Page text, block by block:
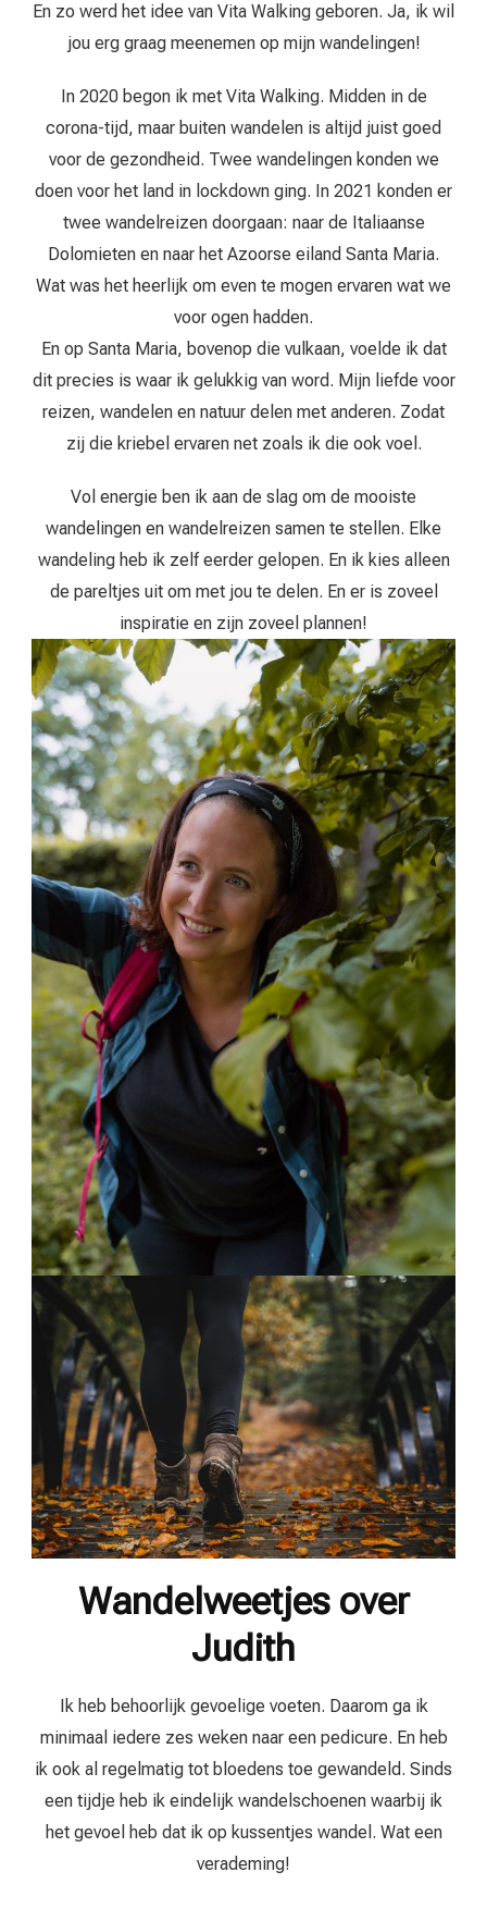
En zo werd het idee van Vita Walking geboren. Ja, ik wil
jou erg graag meenemen op mijn wandelingen!
In 2020 begon ik met Vita Walking. Midden in de
corona-tijd, maar buiten wandelen is altijd juist goed
voor de gezondheid. Twee wandelingen konden we
doen voor het land in lockdown ging. In 2021 konden er
twee wandelreizen doorgaan: naar de Italiaanse
Dolomieten en naar het Azoorse eiland Santa Maria.
Wat was het heerlijk om even te mogen ervaren wat we
voor ogen hadden.
En op Santa Maria, bovenop die vulkaan, voelde ik dat
dit precies is waar ik gelukkig van word. Mijn liefde voor
reizen, wandelen en natuur delen met anderen. Zodat
zij die kriebel ervaren net zoals ik die ook voel.
Vol energie ben ik aan de slag om de mooiste
wandelingen en wandelreizen samen te stellen. Elke
wandeling heb ik zelf eerder gelopen. En ik kies alleen
de pareltjes uit om met jou te delen. En er is zoveel
inspiratie en zijn zoveel plannen!
Wandelweetjes over
Judith
Ik heb behoorlijk gevoelige voeten. Daarom ga ik
minimaal iedere zes weken naar een pedicure. En heb
ik ook al regelmatig tot bloedens toe gewandeld. Sinds
een tijdje heb ik eindelijk wandelschoenen waarbij ik
het gevoel heb dat ik op kussentjes wandel. Wat een
verademing!